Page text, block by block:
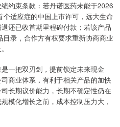
束条款：若丹诺医药未能于2026
适应症的中国上市许可，远大生命
还已收首期里程碑付款；若该产品
录，合作方有权要求重新协商商业
把双刃剑，提前锁定未来现金
商业体系，有利于相关产品的加快
长期议价能力，长期不确定性仍在
模化增长之前，成本控制压力大，